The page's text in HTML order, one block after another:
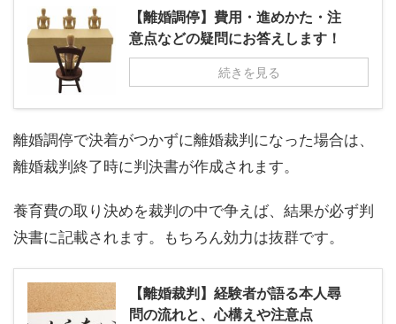
【離婚調停】費用・進めかた・注
意点などの疑問にお答えします！
続きを見る
離婚調停で決着がつかずに離婚裁判になった場合は、
離婚裁判終了時に判決書が作成されます。
養育費の取り決めを裁判の中で争えば、結果が必ず判
決書に記載されます。もちろん効力は抜群です。
【離婚裁判】経験者が語る本人尋
問の流れと、心構えや注意点